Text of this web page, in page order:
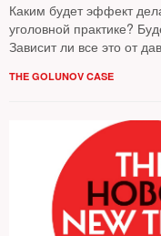
Каким будет эффект
уголовной практике?
Зависит ли все это от
THE GOLUNOV CASE